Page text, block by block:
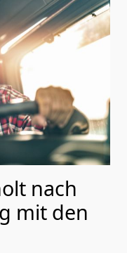
nach
mit den